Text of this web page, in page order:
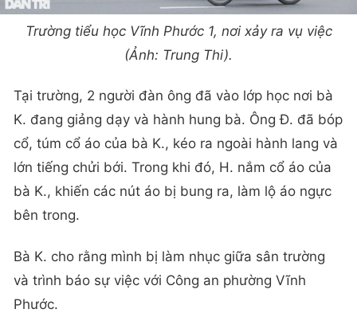
Trường tiểu học Vĩnh Phước 1, nơi xảy ra vụ việc
(Ảnh: Trung Thi).
Tại trường, 2 người đàn ông đã vào lớp học nơi bà
K. đang giảng dạy và hành hung bà. Ông Đ. đã bóp
cổ, túm cổ áo của bà K., kéo ra ngoài hành lang và
lớn tiếng chửi bới. Trong khi đó, H. nắm cổ áo của
bà K., khiến các nút áo bị bung ra, làm lộ áo ngực
bên trong.
Bà K. cho rằng mình bị làm nhục giữa sân trường
và trình báo sự việc với Công an phường Vĩnh
Phước.